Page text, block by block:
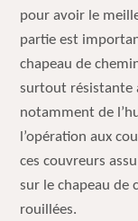
pour avoir le
partie est
chapeau de
surtout résistante
notamment de
l’opération aux
ces couvreurs
sur le chapeau de
rouillées.